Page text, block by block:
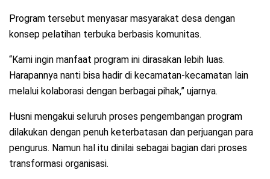
Program tersebut menyasar masyarakat desa dengan
konsep pelatihan terbuka berbasis komunitas.
“Kami ingin manfaat program ini dirasakan lebih luas.
Harapannya nanti bisa hadir di kecamatan-kecamatan lain
melalui kolaborasi dengan berbagai pihak,” ujarnya.
Husni mengakui seluruh proses pengembangan program
dilakukan dengan penuh keterbatasan dan perjuangan para
pengurus. Namun hal itu dinilai sebagai bagian dari proses
transformasi organisasi.